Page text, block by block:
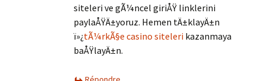
siteleri ve gÃ¼ncel giriÅŸ linklerini
paylaÅŸÄ±yoruz. Hemen tÄ±klayÄ±n
ï»¿tÃ¼rkÃ§e casino siteleri kazanmaya
baÅŸlayÄ±n.